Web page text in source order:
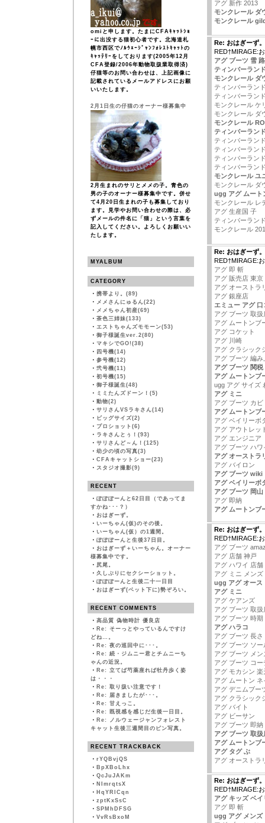
omiと申します。たまにCFAｷｬｯﾄｼｮ
ｰに出没する猫初心者です。北海道札
幌市西区でﾉﾙｳｪｰｼﾞｬﾝﾌｫﾚｽﾄｷｬｯﾄの
ｷｬｯﾃﾘｰをしております(2005年12月
CFA登録/2006年動物取扱業取得済)
仔猫等のお問い合わせは、上記画像に
記載されているメールアドレスにお願
いいたします。
2月1日生の仔猫のオーナー様募集中
2月生まれのサリとメメの子。青色の
男の子のオーナー様募集中です。併せ
て4月20日生まれの子も募集しており
ます。見学やお問い合わせの際は、必
ずメールの件名に「猫」という言葉を
記入してください。よろしくお願いい
たします。
MYALBUM
CATEGORY
・ 携帯より。(89)
・ メメさんにゅるん(22)
・ メメちゃん初産(69)
・ 茶色三姉妹(133)
・ エストちゃんズモモーン(53)
・ 御子様誕生ver.2(80)
・ マキシでGO!(38)
・ 四号機(14)
・ 参号機(12)
・ 弐号機(11)
・ 初号機(15)
・ 御子様誕生(48)
・ ミミたんズドーン！(5)
・ 動物(2)
・ サリさんVSラキさん(14)
・ ビッグサイズ(2)
・ プロショット(6)
・ ラキさんとぅ！(93)
・ サリさんど～ん！(125)
・ 幼少の頃の写真(3)
・ CFAキャットショー(23)
・ スタジオ撮影(9)
RECENT
・ ぽぽぽーんと62日目（であってま
すかね･･･？）
・ おはぎーず。
・ いーちゃん(仮)のその後。
・ いーちゃん(仮）の1週間。
・ ぽぽぽーんと生後37日目。
・ おはぎーず＋いーちゃん。オーナー
様募集中です。
・ 尻尾。
・ 久しぶりにセクシーショット。
・ ぽぽぽーんと生後二十一日目
・ おはぎーず(ベット下に)勢ぞろい。
RECENT COMMENTS
・ 高品質 偽物時計 優良店
・ Re: そーっとやっているんですけ
どね…。
・ Re: 夜の巡回中に･･･。
・ Re: 続・ジムニー君とチムニーち
ゃんの近況。
・ Re: 立てば芍薬座れば牡丹歩く姿
は・・・
・ Re: 取り扱い注意です！
・ Re: 届きましたが･･･。
・ Re: 甘えっこ。
・ Re: 既視感を感じだ生後一日目。
・ Re: ノルウェージャンフォレスト
キャット生後三週間目のピン写真。
RECENT TRACKBACK
・ rYQBvjQS
・ BpXBoLhx
・ QcJuJAKm
・ NImrqtsX
・ HqYRlCqn
・ zptKxSsC
・ SPMhDFSG
・ VvRsBxoM
アグ 新作 2013
モンクレール ダ
モンクレール
Re: おはぎーず。
RED†MIRAGE:
アグ ブーツ 雪 路
ティンバーラン
モンクレール ダ
ティンバーラン
ティンバーラン
モンクレール ケ
モンクレール ダ
モンクレール
ティンバーラン
ティンバーラン
ティンバーラン
ティンバーラン
ティンバーラン
モンクレール ユ
モンクレール ダ
ugg アグ ムート
モンクレール レ
アグ 生産国 子
ティンバーラン
モンクレール
Re: おはぎーず。
RED†MIRAGE:
アグ 即 斬
アグ 販売店 東京
アグ オーストラ
アグ 銀座店
エミュー アグ 口
アグ ブーツ 取扱
アグ ムートンブ
アグ コケット
アグ 川崎
アグ クラシック
アグ ブーツ 編み
アグ ブーツ 関税
アグ ムートンブ
ugg アグ サイズ
アグ ミニ
アグ ブーツ カビ
アグ ムートンブ
アグ ベイリーボ
アグ アウトレッ
アグ エンジニア
アグ ブーツ ハワ
アグ オーストラ
アグ バイロン
アグ ブーツ wiki
アグ ベイリーボ
アグ ブーツ 岡山
アグ 即納
アグ ムートンブ
Re: おはぎーず。
RED†MIRAGE:
アグ ブーツ
アグ 店舗 神戸
アグ ハワイ 店舗
アグ ミニ メンズ
ugg アグ オース
アグ ミニ
アグ ケアンズ
アグ ブーツ 取扱
アグ ブーツ 時期
アグ ハラコ
アグ ブーツ 長さ
アグ ブーツ ソー
アグ ブーツ メン
アグ ブーツ コー
アグ モカシン 楽
アグ ムートン ネ
アグ デニムブー
アグ クラシック
アグ バイト
アグ ビーサン
アグ ブーツ 即納
アグ ブーツ 取扱
アグ ムートンブ
アグ タグ ぶ
アグ オーストラ
Re: おはぎーず。
RED†MIRAGE:
アグ キッズ ベイ
アグ 即 斬
ugg アグ メンズ